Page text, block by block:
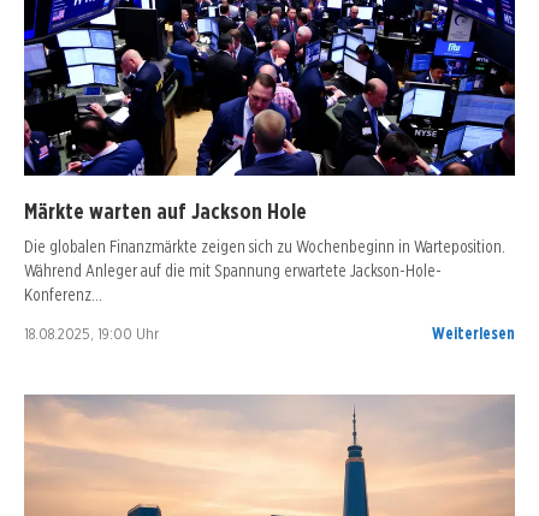
Märkte warten auf Jackson Hole
Die globalen Finanzmärkte zeigen sich zu Wochenbeginn in Warteposition.
Während Anleger auf die mit Spannung erwartete Jackson-Hole-
Konferenz…
18.08.2025, 19:00 Uhr Weiterlesen